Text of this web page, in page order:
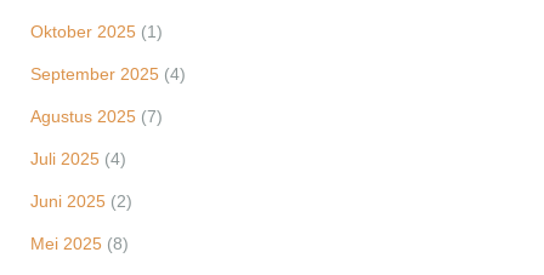
Oktober 2025 (1)
September 2025 (4)
Agustus 2025 (7)
Juli 2025 (4)
Juni 2025 (2)
Mei 2025 (8)